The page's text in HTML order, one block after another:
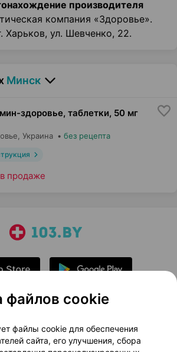
производителя
компания «Здоровье».
Харьков, ул. Шевченко, 22.
Минск
здоровье, таблетки, 50 мг
, Украина • без рецепта
продаже
Новости проекта
Медицинский маркетинг
файлов cookie
файлы cookie для обеспечения
сайта, его улучшения, сбора